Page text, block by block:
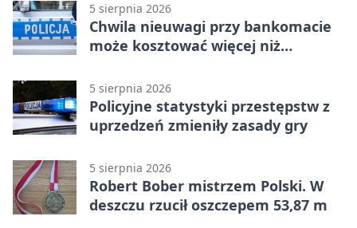
5 sierpnia 2026
Chwila nieuwagi przy bankomacie
może kosztować więcej niż
5 sierpnia 2026
Policyjne statystyki przestępstw z
uprzedzeń zmieniły zasady gry
5 sierpnia 2026
Robert Bober mistrzem Polski. W
deszczu rzucił oszczepem 53,87 m